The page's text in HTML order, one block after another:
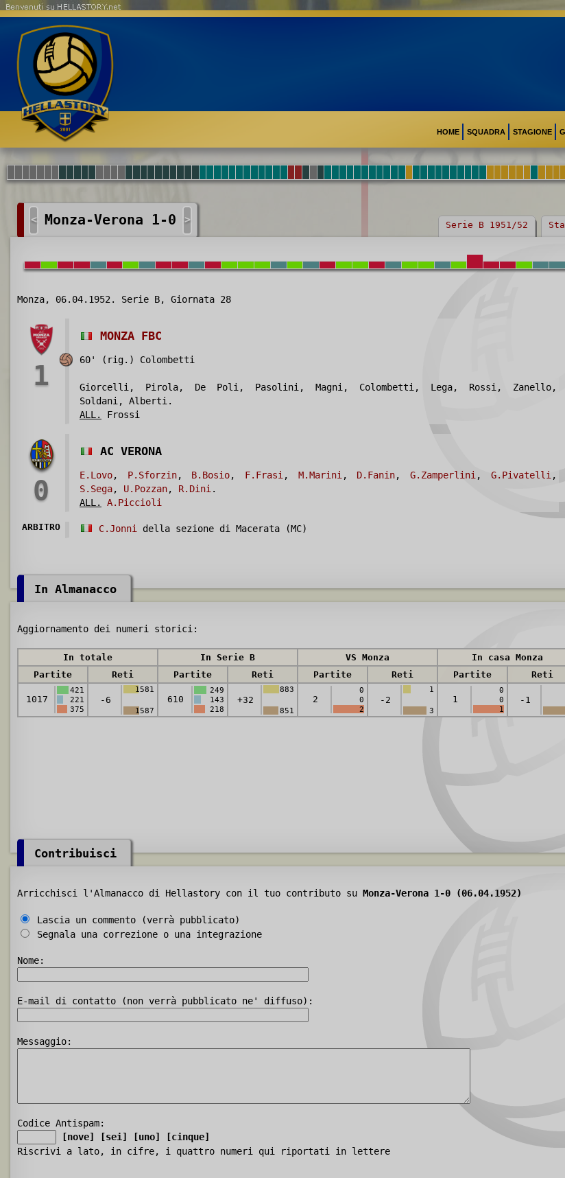
HOME SQUADRA STAGIONE
Benvenuti su HELLASTORY.net
< Monza-Verona 1-0 > Serie B 1951/52
Monza, 06.04.1952. Serie B, Giornata 28
1
MONZA FBC
60' (rig.) Colombetti
Giorcelli, Pirola, De Poli, Pasolini, Magni, Colombetti, Lega, Rossi, Zanello,
Soldani, Alberti.
ALL.
Frossi
0
AC VERONA
E.Lovo, P.Sforzin, B.Bosio, F.Frasi , M.Marini , D.Fanin,G.Zamperlini , G.Pivatelli ,
S.Sega, U.Pozzan, R.Dini .
ALL.
A.Piccioli
ARBITRO C.Jonni della sezione di Macerata (MC)
In Almanacco
Aggiornamento dei numeri storici:
In totale In Serie B VS Monza
In casa Monza
Partite
Reti Partite Reti Partite Reti Partite Reti
1017
421
221
375
-6
1581
1587
610
249
143
218
+32
883
851
2
0
0
2
-2
1
3
1
0
0
1
-1
Contribuisci
Arricchisci l'Almanacco di Hellastory con il tuo contributo su Monza-Verona 1-0 (06.04.1952)
Lascia un commento (verrà pubblicato)
Segnala una correzione o una integrazione
Nome:
E-mail di contatto (non verrà pubblicato ne' diffuso):
Messaggio:
Codice Antispam:
[nove]
[sei] [uno]
[cinque]
Riscrivi a lato, in cifre, i quattro numeri qui riportati in lettere